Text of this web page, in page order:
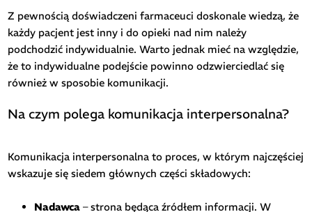
Z pewnością doświadczeni farmaceuci doskonale wiedzą, że
każdy pacjent jest inny i do opieki nad nim należy
podchodzić indywidualnie. Warto jednak mieć na względzie,
że to indywidualne podejście powinno odzwierciedlać się
również w sposobie komunikacji.
Na czym polega komunikacja interpersonalna?
Komunikacja interpersonalna to proces, w którym najczęściej
wskazuje się siedem głównych części składowych:
Nadawca– strona będąca źródłem informacji. W